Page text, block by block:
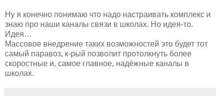
Ну я конечно понимаю что надо настраивать комплекс и
знаю про наши каналы связи в школах. Но идея-то.
Идея…
Массовое внедрение таких возможностей это будет тот
самый паравоз, к-рый позволит протолкнуть более
скоростные и, самое главное, надёжные каналы в
школах.